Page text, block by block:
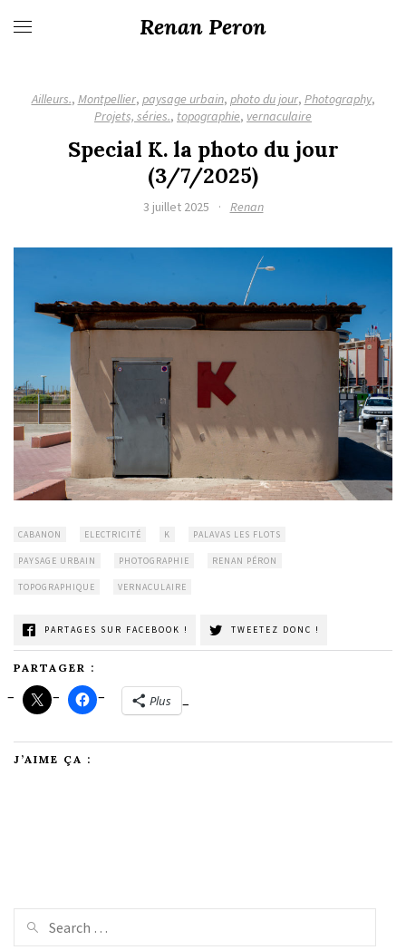
Renan Peron
Ailleurs., Montpellier, paysage urbain, photo du jour, Photography,
Projets, séries., topographie, vernaculaire
Special K. la photo du jour
(3/7/2025)
3 juillet 2025 · Renan
CABANON ELECTRICITÉ K PALAVAS LES FLOTS
PAYSAGE URBAIN PHOTOGRAPHIE RENAN PÉRON
TOPOGRAPHIQUE VERNACULAIRE
PARTAGES SUR FACEBOOK ! TWEETEZ DONC !
PARTAGER :
Plus
J’AIME ÇA :